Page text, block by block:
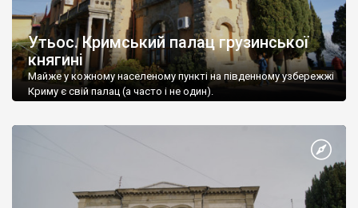
Утьос. Кримський палац грузинської
княгині
Майже у кожному населеному пункті на південному узбережжі
Криму є свій палац (а часто і не один).